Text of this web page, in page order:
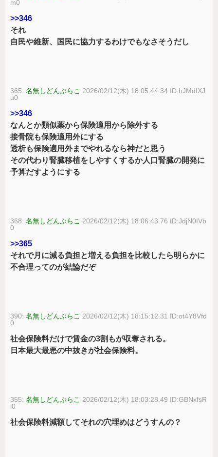
m0
>>346
それ
自民や維新、国民に協力するわけでもなさそうだし
365:名無しどんぶらこ 2026/02/12(木) 18:05:44.34 ID:hJMdIXJ
u0
>>346
なんとか類似薬から保険適用から除外する
接骨院も保険適用外にする
透析も保険適用外までやれるなら神だと思う
その代わり腎臓移植をしやすくするか人口腎臓の開発に
予算だすようにする
368:名無しどんぶらこ 2026/02/12(木) 18:06:43.76 ID:JdjN0IVb
0
>>365
それで月に減る負担と増える負担を比較したら明らかに
不合理ってのが結論だぞ
390:名無しどんぶらこ 2026/02/12(木) 18:15:12.31 ID:ot4Y8Vfd
0
社会保険料だけで賃金の3割もが収奪される。
日本最大最悪の中抜きが社会保険料。
355:名無しどんぶらこ 2026/02/12(木) 18:03:28.49 ID:GBNxfsR
l0
社会保険料減額してそれの穴埋めはどうすんの？